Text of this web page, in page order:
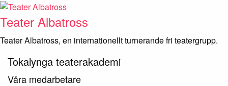
Skip
to
content
Teater Albatross
Teater Albatross, en internationellt turnerande fri teatergrupp.
Tokalynga teaterakademi
Våra medarbetare